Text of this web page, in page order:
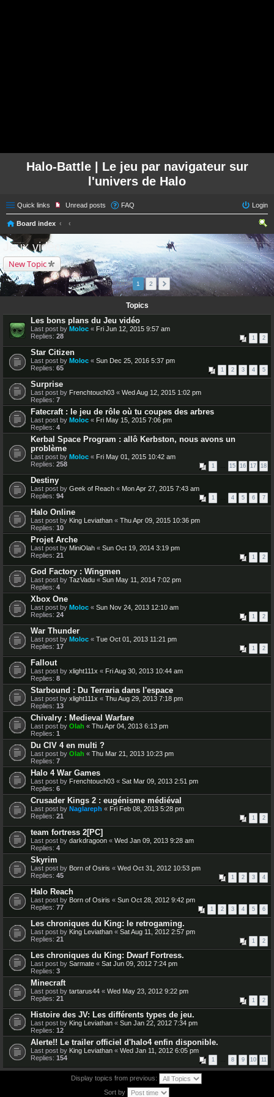
Halo-Battle | Le jeu par navigateur sur
l'univers de Halo
Quick links Unread posts FAQ Login
Board index
ear
ch
Jeux vidéo
New Topic
45 topics 1 2
Topics
Les bons plans du Jeu vidéo
Last post by Moloc « Fri Jun 12, 2015 9:57 am
Replies: 28 1 2
Star Citizen
Last post by Moloc « Sun Dec 25, 2016 5:37 pm
Replies: 65 1 2 3 4 5
Surprise
Last post by Frenchtouch03 « Wed Aug 12, 2015 1:02 pm
Replies: 7
Fatecraft : le jeu de rôle où tu coupes des arbres
Last post by Moloc « Fri May 15, 2015 7:06 pm
Replies: 4
Kerbal Space Program : allô Kerbston, nous avons un
problème
Last post by Moloc « Fri May 01, 2015 10:42 am
Replies: 258 1 … 15 16 17 18
Destiny
Last post by Geek of Reach « Mon Apr 27, 2015 7:43 am
Replies: 94 1 4 5 6 7
Halo Online
Last post by King Leviathan « Thu Apr 09, 2015 10:36 pm
Replies: 10
Projet Arche
Last post by MiniOlah « Sun Oct 19, 2014 3:19 pm
Replies: 21 1 2
God Factory : Wingmen
Last post by TazVadu « Sun May 11, 2014 7:02 pm
Replies: 4
Xbox One
Last post by Moloc « Sun Nov 24, 2013 12:10 am
Replies: 24 1 2
War Thunder
Last post by Moloc « Tue Oct 01, 2013 11:21 pm
Replies: 17 1 2
Fallout
Last post by xlight111x « Fri Aug 30, 2013 10:44 am
Replies: 8
Starbound : Du Terraria dans l'espace
Last post by xlight111x « Thu Aug 29, 2013 7:18 pm
Replies: 13
Chivalry : Medieval Warfare
Last post by Olah « Thu Apr 04, 2013 6:13 pm
Replies: 1
Du CIV 4 en multi ?
Last post by Olah « Thu Mar 21, 2013 10:23 pm
Replies: 7
Halo 4 War Games
Last post by Frenchtouch03 « Sat Mar 09, 2013 2:51 pm
Replies: 6
Crusader Kings 2 : eugénisme médiéval
Last post by Naglareph « Fri Feb 08, 2013 5:28 pm
Replies: 21 1 2
team fortress 2[PC]
Last post by darkdragoon « Wed Jan 09, 2013 9:28 am
Replies: 4
Skyrim
Last post by Born of Osiris « Wed Oct 31, 2012 10:53 pm
Replies: 45 1 2 3 4
Halo Reach
Last post by Born of Osiris « Sun Oct 28, 2012 9:42 pm
Replies: 77 1 2 3 4 5 6
Les chroniques du King: le retrogaming.
Last post by King Leviathan « Sat Aug 11, 2012 2:57 pm
Replies: 21 1 2
Les chroniques du King: Dwarf Fortress.
Last post by Sarmate « Sat Jun 09, 2012 7:24 pm
Replies: 3
Minecraft
Last post by tartarus44 « Wed May 23, 2012 9:22 pm
Replies: 21 1 2
Histoire des JV: Les différents types de jeu.
Last post by King Leviathan « Sun Jan 22, 2012 7:34 pm
Replies: 12
Alerte!! Le trailer officiel d'halo4 enfin disponible.
Last post by King Leviathan « Wed Jan 11, 2012 6:05 pm
Replies: 154 1 … 8 9 10 11
Display topics from previous:
Sort by